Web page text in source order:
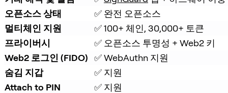
오픈소스 상태
✅ 완전 오픈소스
멀티체인 지원
✅ 100+ 체인, 30,000+ 토큰
프라이버시
✅ 오픈소스 투명성 + Web2 키
Web2 로그인 (FIDO)
✅ WebAuthn 지원
숨김 지갑
✅ 지원
Attach to PIN
✅ 지원